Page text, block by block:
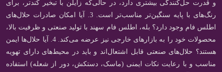
و قدرت حل‌کنندگی بیشتری دارد، در حالی‌که زایلن با تبخیر کندتر، برای
رنگ‌های با پایه سنگین‌تر مناسب‌تر است. 3. آیا امکان صادرات حلال‌های
اطلس فام وجود دارد؟ بله، اطلس فام سهند با تولید صنعتی و ظرفیت بالا،
محصولات خود را به بازارهای خارجی نیز عرضه می‌کند. 4. آیا حلال‌ها ایمن
هستند؟ حلال‌های صنعتی قابل اشتعال‌اند و باید در محیط‌های دارای تهویه
مناسب و با رعایت نکات ایمنی (ماسک، دستکش، دور از شعله) استفاده